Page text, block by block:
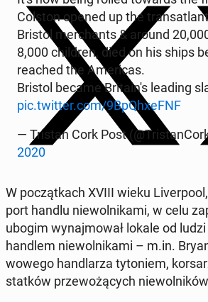
Colston opened up the
Bristol mer­chants & around
8,000 chil­dren, died on his ships
reached the Ame­ri­cas.
Bristol became Bri­ta­in's leading
pic.twitter.com/9BpQhxeFNF
— Tristan Cork Post
2020
W po­cząt­kach XVIII wieku
port handlu nie­wol­ni­ka­mi, w celu
ubogim wy­naj­mo­wał lokale od
handlem nie­wol­ni­ka­mi – m.in.
wo­we­go han­dla­rza ty­to­niem,
statków prze­wo­żą­cych